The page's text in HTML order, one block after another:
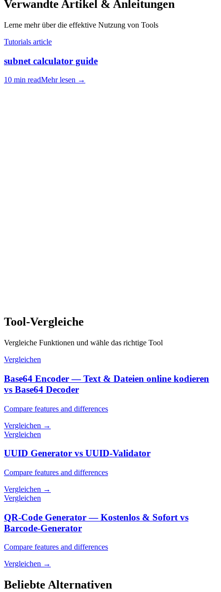
Verwandte Artikel & Anleitungen
Lerne mehr über die effektive Nutzung von Tools
Tutorials article
subnet calculator guide
10 min readMehr lesen →
Tool-Vergleiche
Vergleiche Funktionen und wähle das richtige Tool
Vergleichen
Base64 Encoder — Text & Dateien online kodieren
vs Base64 Decoder
Compare features and differences
Vergleichen →
Vergleichen
UUID Generator vs UUID-Validator
Compare features and differences
Vergleichen →
Vergleichen
QR-Code Generator — Kostenlos & Sofort vs
Barcode-Generator
Compare features and differences
Vergleichen →
Beliebte Alternativen